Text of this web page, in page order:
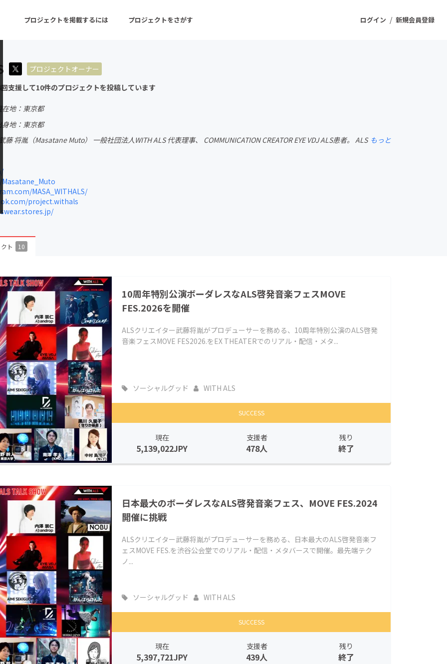
ログイン / 新規会員登録
プロジェクトを掲載するには プロジェクトをさがす
ーン 注目の新着プロジェクト 募集終了が近いプロジェクト
音楽
ゲーム・サービス開発
フード・飲食店
ファッション
チャレンジ
CAMPFIRE for Social Good
CAMPFIREふるさと納税
プロジェクトオーナー
支援して10件のプロジェクトを投稿しています
在地：東京都
身地：東京都
将胤（Masatane Muto） 一般社団法人WITH ALS 代表理事、 COMMUNICATION CREATOR EYE VDJ ALS患者。 ALS もっと
MASA_WITHALS/
project.withals
ト 10
10周年特別公演ボーダレスなALS啓発音楽フェスMOVE
FES.2026を開催
ALSクリエイター武藤将胤がプロデューサーを務める、10周年特別公演のALS啓発
音楽フェスMOVE FES2026.をEX THEATERでのリアル・配信・メタ...
ソーシャルグッド WITH ALS
SUCCESS
現在
5,139,022JPY
支援者
478人
残り
終了
日本最大のボーダレスなALS啓発音楽フェス、MOVE FES.2024
開催に挑戦
ALSクリエイター武藤将胤がプロデューサーを務める、日本最大のALS啓発音楽フ
ェスMOVE FES.を渋谷公会堂でのリアル・配信・メタバースで開催。最先端テク
ノ...
ソーシャルグッド WITH ALS
SUCCESS
現在
5,397,721JPY
支援者
439人
残り
終了